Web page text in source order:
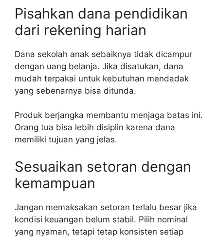
Pisahkan dana pendidikan
dari rekening harian
Dana sekolah anak sebaiknya tidak dicampur
dengan uang belanja. Jika disatukan, dana
mudah terpakai untuk kebutuhan mendadak
yang sebenarnya bisa ditunda.
Produk berjangka membantu menjaga batas ini.
Orang tua bisa lebih disiplin karena dana
memiliki tujuan yang jelas.
Sesuaikan setoran dengan
kemampuan
Jangan memaksakan setoran terlalu besar jika
kondisi keuangan belum stabil. Pilih nominal
yang nyaman, tetapi tetap konsisten setiap